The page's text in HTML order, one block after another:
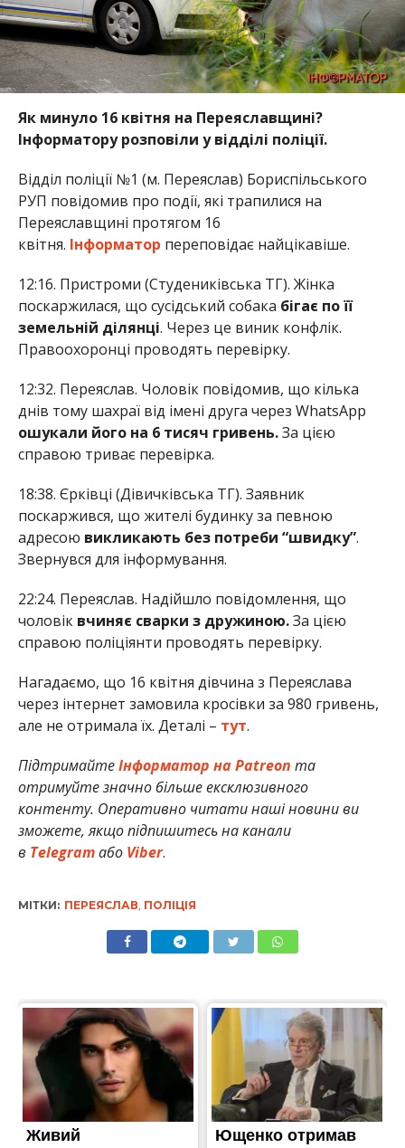
Як минуло 16 квітня на Переяславщині?
Інформатору розповіли у відділі поліції.
Відділ поліції №1 (м. Переяслав) Бориспільського
РУП повідомив про події, які трапилися на
Переяславщині протягом 16
квітня. Інформатор переповідає найцікавіше.
12:16. Пристроми (Студениківська ТГ). Жінка
поскаржилася, що сусідський собака бігає по її
земельній ділянці. Через це виник конфлік.
Правоохоронці проводять перевірку.
12:32. Переяслав. Чоловік повідомив, що кілька
днів тому шахраї від імені друга через WhatsApp
ошукали його на 6 тисяч гривень.За цією
справою триває перевірка.
18:38. Єрківці (Дівичківська ТГ). Заявник
поскаржився, що жителі будинку за певною
адресою викликають без потреби “швидку”.
Звернувся для інформування.
22:24. Переяслав. Надійшло повідомлення, що
чоловік вчиняє сварки з дружиною.За цією
справою поліціянти проводять перевірку.
Нагадаємо, що 16 квітня дівчина з Переяслава
через інтернет замовила кросівки за 980 гривень,
але не отримала їх. Деталі – тут.
ПідтримайтеІнформатор на Patreon та
отримуйте значно більше ексклюзивного
контенту. Оперативно читати наші новини ви
зможете, якщо підпишитесь на канали
в Telegramабо Viber.
МІТКИ: ПЕРЕЯСЛАВ, ПОЛІЦІЯ